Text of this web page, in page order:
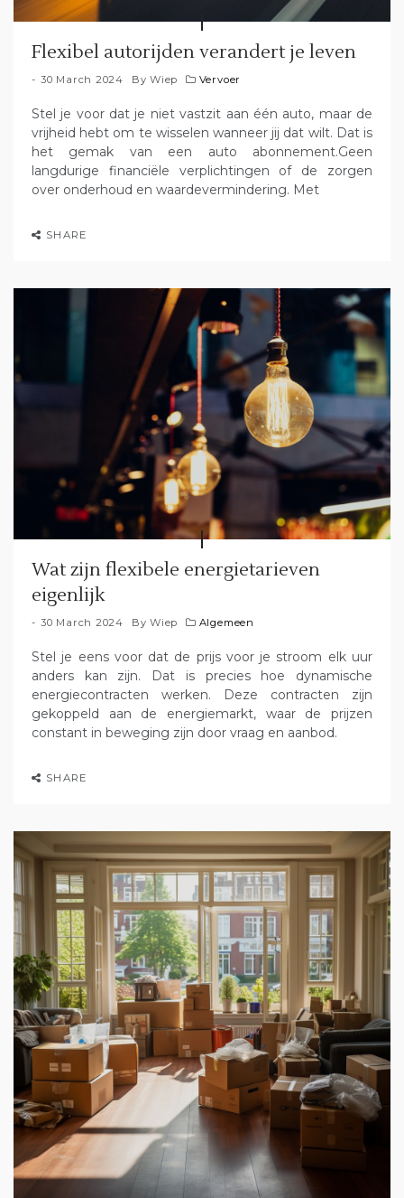
Flexibel autorijden verandert je leven
30 March 2024 ByWiep Vervoer
Stel je voor dat je niet vastzit aan één auto, maar de
vrijheid hebt om te wisselen wanneer jij dat wilt. Dat is
het gemak van een auto abonnement.Geen
langdurige financiële verplichtingen of de zorgen
over onderhoud en waardevermindering. Met
SHARE
Wat zijn flexibele energietarieven
eigenlijk
30 March 2024 ByWiep Algemeen
Stel je eens voor dat de prijs voor je stroom elk uur
anders kan zijn. Dat is precies hoe dynamische
energiecontracten werken. Deze contracten zijn
gekoppeld aan de energiemarkt, waar de prijzen
constant in beweging zijn door vraag en aanbod.
SHARE